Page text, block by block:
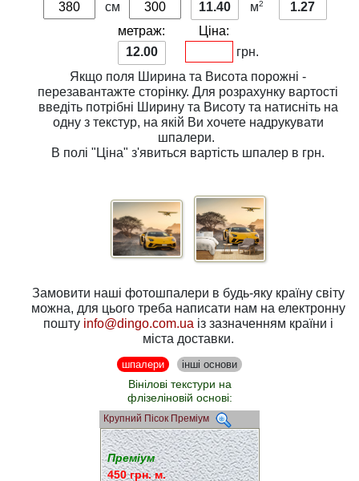
см
11.40
м2
1.27
метраж:
12.00
Ціна:
грн.
Якщо поля Ширина та Висота порожні -
перезавантажте сторінку. Для розрахунку вартості
введіть потрібні Ширинута Висотута натисніть на
одну з текстур, на якій Ви хочете надрукувати
шпалери.
В полі"Ціна" з'явиться вартість шпалер в грн.
Замовити наші фотошпалери в будь-яку країну світу
можна, для цього треба написати нам на електронну
пошту info@dingo.com.ua із зазначенням країни і
міста доставки.
шпалери інші основи
Вінілові текстури на
флізеліновій основі:
Крупний Пісок Преміум
Преміум
450 грн. м.